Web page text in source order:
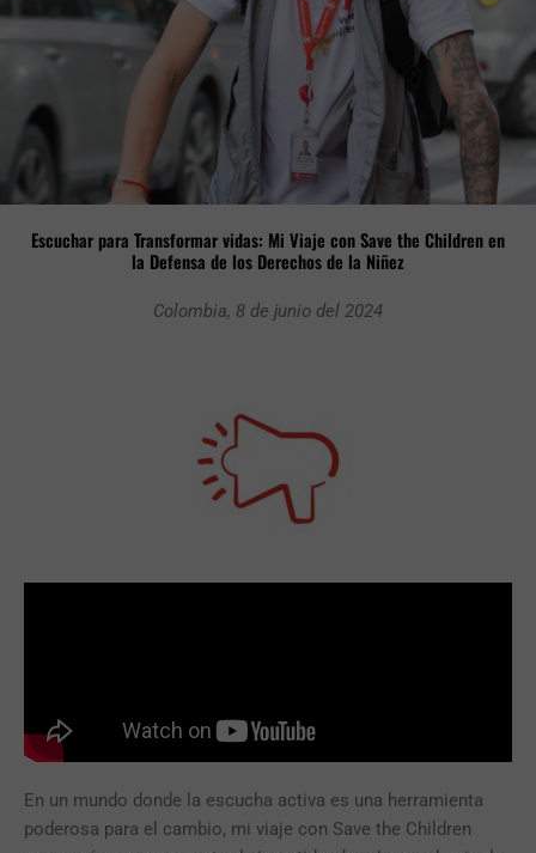
Escuchar para Transformar vidas: Mi Viaje con Save the Children en
la Defensa de los Derechos de la Niñez
Colombia, 8 de junio del 2024
En un mundo donde la escucha activa es una herramienta
poderosa para el cambio, mi viaje con Save the Children